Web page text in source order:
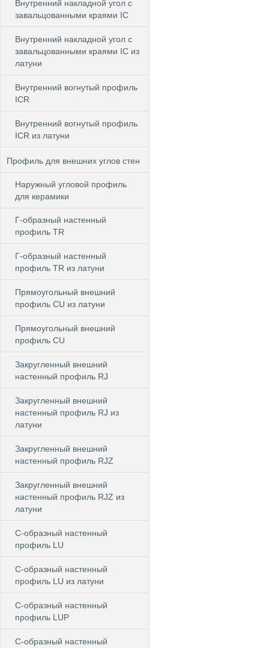
Внутренний накладной угол с
завальцованными краями IC
Внутренний накладной угол с
завальцованными краями IC из
латуни
Внутренний вогнутый профиль
ICR
Внутренний вогнутый профиль
ICR из латуни
Профиль для внешних углов стен
Наружный угловой профиль
для керамики
Г-образный настенный
профиль TR
Г-образный настенный
профиль TR из латуни
Прямоугольный внешний
профиль CU из латуни
Прямоугольный внешний
профиль CU
Закругленный внешний
настенный профиль RJ
Закругленный внешний
настенный профиль RJ из
латуни
Закругленный внешний
настенный профиль RJZ
Закругленный внешний
настенный профиль RJZ из
латуни
С-образный настенный
профиль LU
С-образный настенный
профиль LU из латуни
С-образный настенный
профиль LUP
С-образный настенный